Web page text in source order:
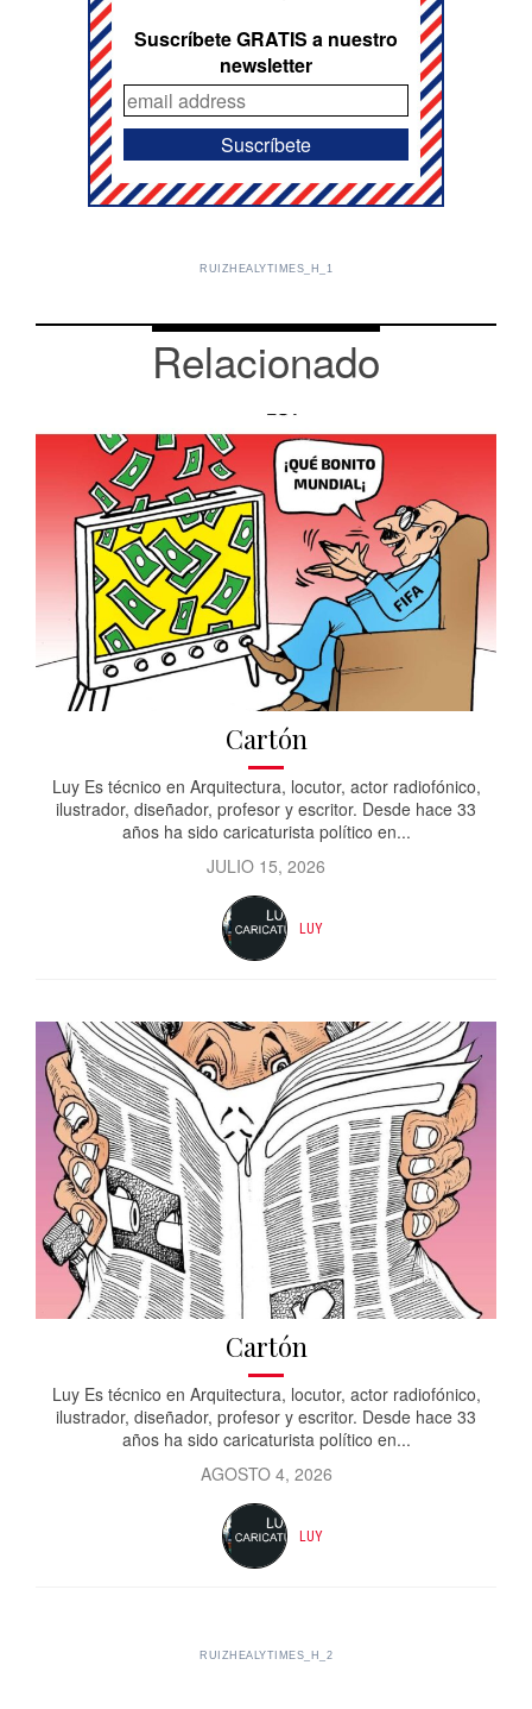
Suscríbete GRATIS a nuestro
newsletter
RUIZHEALYTIMES_H_1
Relacionado
Cartón
Luy Es técnico en Arquitectura, locutor, actor radiofónico,
ilustrador, diseñador, profesor y escritor. Desde hace 33
años ha sido caricaturista político en...
JULIO 15, 2026
LUY
Cartón
Luy Es técnico en Arquitectura, locutor, actor radiofónico,
ilustrador, diseñador, profesor y escritor. Desde hace 33
años ha sido caricaturista político en...
AGOSTO 4, 2026
LUY
RUIZHEALYTIMES_H_2